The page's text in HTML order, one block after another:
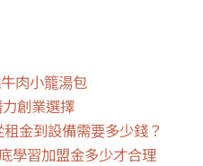
肉小籠湯包
創業選擇
金到設備需要多少錢？
學習加盟金多少才合理